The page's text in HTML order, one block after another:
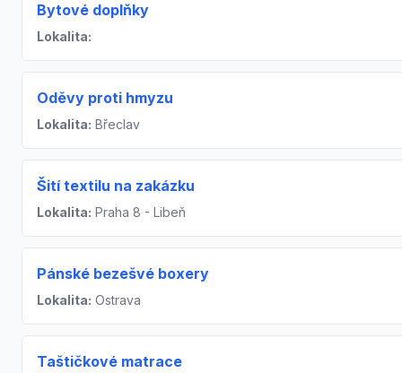
Bytové doplňky
Lokalita:
Oděvy proti hmyzu
Lokalita: Břeclav
Šití textilu na zakázku
Lokalita: Praha 8 - Libeň
Pánské bezešvé boxery
Lokalita: Ostrava
Taštičkové matrace